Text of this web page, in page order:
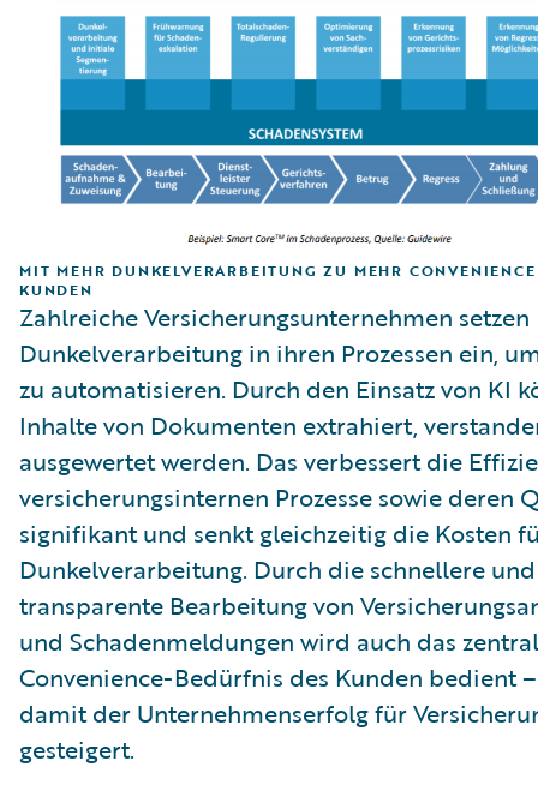
MIT MEHR DUNKELVERARBEITUNG ZU MEHR
KUNDEN
Zahlreiche Versicherungsunternehmen setzen
Dunkelverarbeitung in ihren Prozessen ein,
zu automatisieren. Durch den Einsatz von KI
Inhalte von Dokumenten extrahiert,
ausgewertet werden. Das verbessert die
versicherungsinternen Prozesse sowie deren
signifikant und senkt gleichzeitig die Kosten
Dunkelverarbeitung. Durch die schnellere und
transparente Bearbeitung von
und Schadenmeldungen wird auch das
Convenience-Bedürfnis des Kunden bedient
damit der Unternehmenserfolg für
gesteigert.